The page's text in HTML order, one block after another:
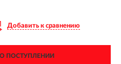
Добавить к сравнению
ПОСТУПЛЕНИИ